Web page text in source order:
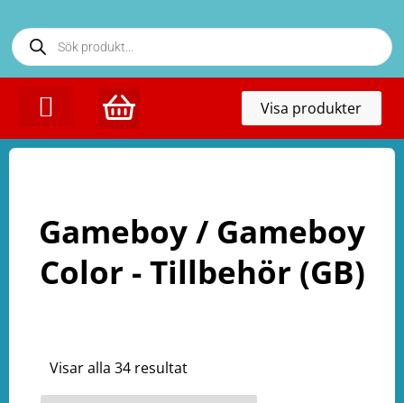
Visa produkter
Gameboy / Gameboy
Color - Tillbehör (GB)
Visar alla 34 resultat